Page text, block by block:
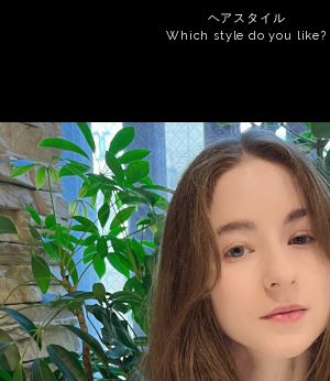
ヘアスタイル
Which style do you like?